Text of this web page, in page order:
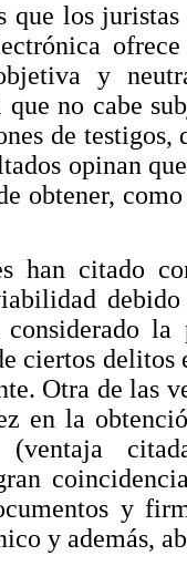
que los
y
no cabe
de testigos,
opinan
obtener,
han citado
considerado
ciertos delitos
Otra de las
en la
(ventaja
y
y además,